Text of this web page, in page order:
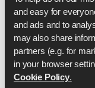
and easy for
and ads and to
may also share
partners (e.g. for
Cookie Policy.
Continua a